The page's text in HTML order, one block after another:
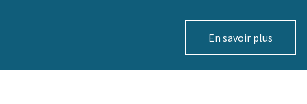
En savoir plus